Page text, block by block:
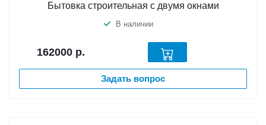
Бытовка строительная с двумя окнами
В наличии
162000 р.
Задать вопрос